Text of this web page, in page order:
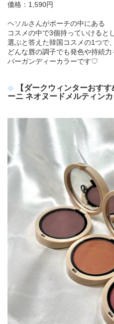
価格：1,590円
ヘソルさんがポーチの中にある
コスメの中で3個持っていけると
選ぶと答えた韓国コスメの1つで、
どんな唇の調子でも発色や持続力
バーガンディーカラーです♡
【ダークウィンターおす
ーニ ネオヌードメルティン